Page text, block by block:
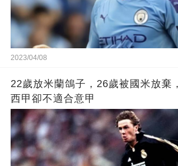
2023/04/08
22歲放米蘭鴿子，26歲被國米放棄
西甲卻不適合意甲